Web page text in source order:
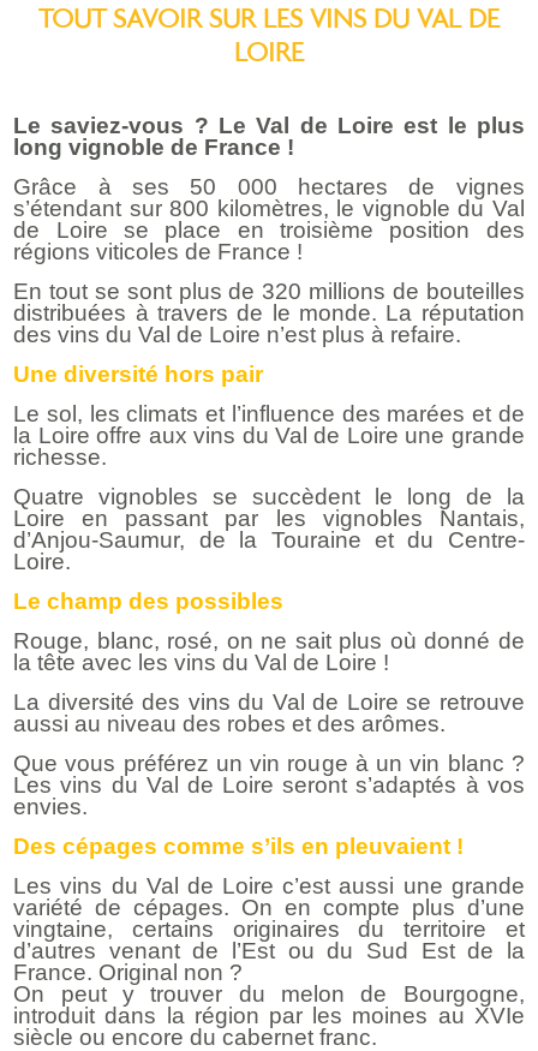
TOUT SAVOIR SUR LES VINS DU VAL DE
LOIRE
Le saviez-vous ? Le Val de Loire est le plus
long vignoble de France !
Grâce à ses 50 000 hectares de vignes
s’étendant sur 800 kilomètres, le vignoble du Val
de Loire se place en troisième position des
régions viticoles de France !
En tout se sont plus de 320 millions de bouteilles
distribuées à travers de le monde. La réputation
des vins du Val de Loire n’est plus à refaire.
Une diversité hors pair
Le sol, les climats et l’influence des marées et de
la Loire offre aux vins du Val de Loire une grande
richesse.
Quatre vignobles se succèdent le long de la
Loire en passant par les vignobles Nantais,
d’Anjou-Saumur, de la Touraine et du Centre-
Loire.
Le champ des possibles
Rouge, blanc, rosé, on ne sait plus où donné de
la tête avec les vins du Val de Loire !
La diversité des vins du Val de Loire se retrouve
aussi au niveau des robes et des arômes.
Que vous préférez un vin rouge à un vin blanc ?
Les vins du Val de Loire seront s’adaptés à vos
envies.
Des cépages comme s’ils en pleuvaient !
Les vins du Val de Loire c’est aussi une grande
variété de cépages. On en compte plus d’une
vingtaine, certains originaires du territoire et
d’autres venant de l’Est ou du Sud Est de la
France. Original non ?
On peut y trouver du melon de Bourgogne,
introduit dans la région par les moines au XVIe
siècle ou encore du cabernet franc.